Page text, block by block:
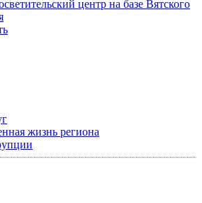
центр на базе Вятского
жизнь региона